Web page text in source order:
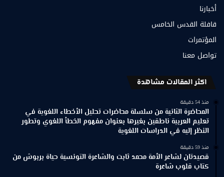
أخبارنا
قافلة القدس الخامس
المؤتمرات
تواصل معنا
اكثر المقالات مشاهدة
منذ 54 دقيقة
المحاضرة الثانية من سلسلة محاضرات تحليل الأخطاء اللغوية في
تعليم العربية ناطقين بغيرها بعنوان مفهوم الخطأ اللغوي وتطور
النظر إليه في الدراسات اللغوية
منذ 59 دقيقة
قصيدتان لشاعر الأمة محمد ثابت والشاعرة التونسية حياة بربوش من
كتاب قلوب شاعرة